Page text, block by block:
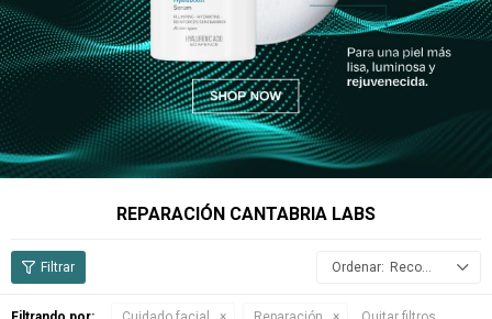
REPARACIÓN CANTABRIA LABS
Recomendados